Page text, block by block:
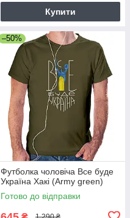
Купити
–50%
Футболка чоловіча Все буде
Україна Хакі (Army green)
Готово до відправки